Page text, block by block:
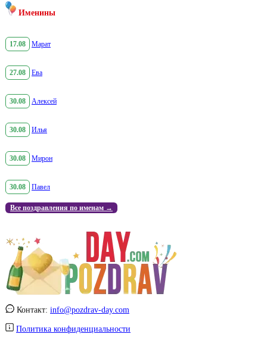
Именины
17.08 Марат
27.08 Ева
30.08 Алексей
30.08 Илья
30.08 Мирон
30.08 Павел
Все поздравления по именам →
Контакт: info@pozdrav-day.com
Политика конфиденциальности